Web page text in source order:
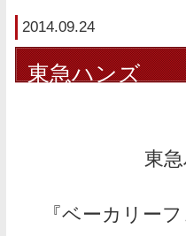
2014.09.24
東急ハンズ
東
『ベーカリー